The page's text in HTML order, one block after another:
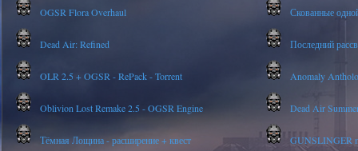
OGSR Flora Overhaul Скованные
Dead Air: Refined Последний
OLR 2.5 + OGSR - RePack - Torrent Anomaly
Oblivion Lost Remake 2.5 - OGSR Engine Dead Air
Тёмная Лощина - расширение + квест GUNSLINGER